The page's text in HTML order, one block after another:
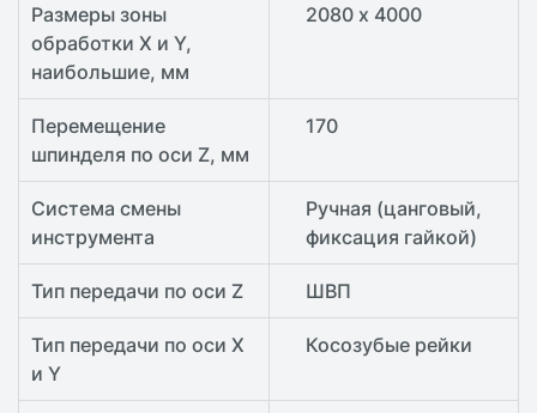
Размеры зоны
обработки X и Y,
наибольшие, мм
2080 х 4000
Перемещение
шпинделя по оси Z, мм
170
Система смены
инструмента
Ручная (цанговый,
фиксация гайкой)
Тип передачи по оси Z ШВП
Тип передачи по оси X
и Y
Косозубые рейки